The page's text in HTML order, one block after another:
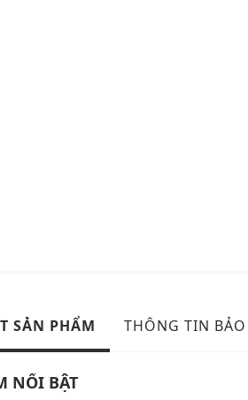
SẢN PHẨM THÔNG TIN
NỔI BẬT